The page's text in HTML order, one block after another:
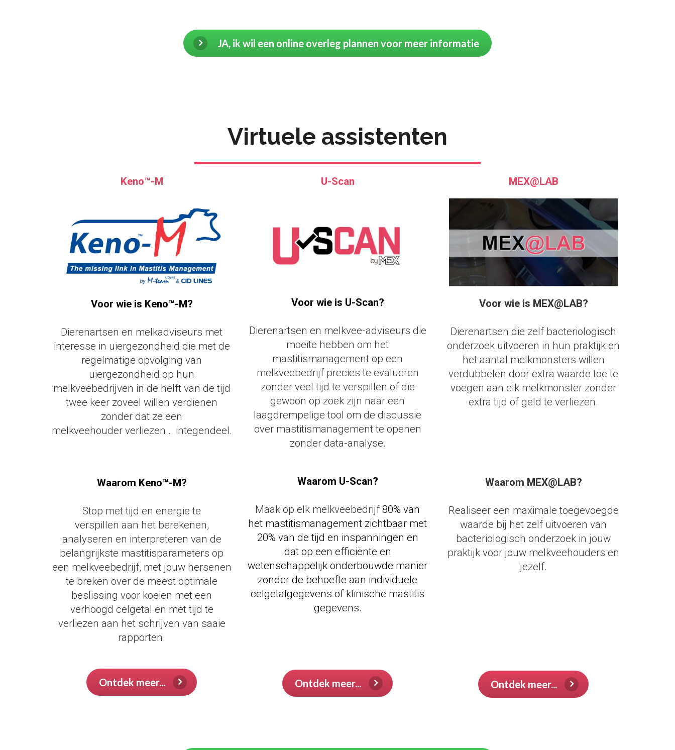
JA, ik wil een online overleg plannen voor meer informatie
Virtuele assistenten
Keno™-M
Voor wie is Keno™-M?
Dierenartsen en melkadviseurs met
interesse in uiergezondheid die met de
regelmatige opvolging van
uiergezondheid op hun
melkveebedrijven in de helft van de tijd
twee keer zoveel willen verdienen
zonder dat ze een
melkveehouder verliezen... integendeel.
Waarom Keno™-M?
Stop met tijd en energie te
verspillen aan het berekenen,
analyseren en interpreteren van de
belangrijkste mastitisparameters op
een melkveebedrijf, met jouw hersenen
te breken over de meest optimale
beslissing voor koeien met een
verhoogd celgetal en met tijd te
verliezen aan het schrijven van saaie
rapporten.
Ontdek meer...
U-Scan
Voor wie is U-Scan?
Dierenartsen en melkvee-adviseurs die
moeite hebben om het
mastitismanagement op een
melkveebedrijf precies te evalueren
zonder veel tijd te verspillen of die
gewoon op zoek zijn naar een
laagdrempelige tool om de discussie
over mastitismanagement te openen
zonder data-analyse.
Waarom U-Scan?
Maak op elk melkveebedrijf80% van
het mastitismanagement zichtbaar met
20% van de tijd en inspanningen en
dat op een efficiënte en
wetenschappelijk onderbouwde manier
zonder de behoefte aan individuele
celgetalgegevens of klinische mastitis
gegevens.
Ontdek meer...
MEX@LAB
Voor wie is MEX@LAB?
Dierenartsen die zelf bacteriologisch
onderzoek uitvoeren in hun praktijk en
het aantal melkmonsters willen
verdubbelen door extra waarde toe te
voegen aan elk melkmonster zonder
extra tijd of geld te verliezen.
Waarom MEX@LAB?
Realiseer een maximale toegevoegde
waarde bij het zelf uitvoeren van
bacteriologisch onderzoek in jouw
praktijk voor jouw melkveehouders en
jezelf.
Ontdek meer...